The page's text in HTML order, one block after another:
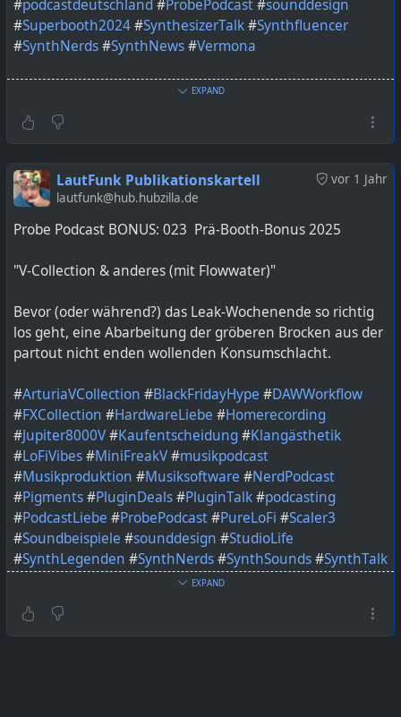
#podcastdeutschland#ProbePodcast#sounddesign
#Superbooth2024#SynthesizerTalk#Synthfluencer
#SynthNerds#SynthNews#Vermona
Bild KI generiert mit ChatGPT
https://lautfunk.uber.space/probepodcast/probe-
podcast-bonus-024-post-booth-bonus-2025/
EXPAND
vor 1 Jahr
LautFunk Publikationskartell
lautfunk@hub.hubzilla.de
Probe Podcast BONUS: 023 Prä-Booth-Bonus 2025
"V-Collection & anderes (mit Flowwater)"
Bevor (oder während?) das Leak-Wochenende so richtig
los geht, eine Abarbeitung der gröberen Brocken aus der
partout nicht enden wollenden Konsumschlacht.
#ArturiaVCollection #BlackFridayHype #DAWWorkflow
#FXCollection #HardwareLiebe #Homerecording
#Jupiter8000V#Kaufentscheidung#Klangästhetik
#LoFiVibes#MiniFreakV#musikpodcast
#Musikproduktion #Musiksoftware #NerdPodcast
#Pigments#PluginDeals#PluginTalk#podcasting
#PodcastLiebe #ProbePodcast#PureLoFi #Scaler3
#Soundbeispiele #sounddesign #StudioLife
#SynthLegenden #SynthNerds#SynthSounds#SynthTalk
WaldorfQuantum
Bild KI generiert mit ChatGPT
EXPAND